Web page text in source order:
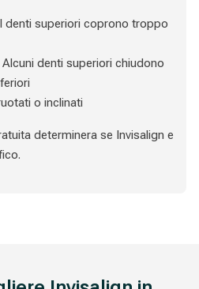
I denti superiori coprono troppo
Alcuni denti superiori chiudono
o inclinati
determinera se Invisalign e